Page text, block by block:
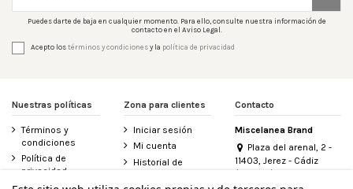
Puedes darte de baja en cualquier momento. Para ello, consulte nuestra información de
contacto en el Aviso Legal.
Acepto lostérminos y condicionesy la política de privacidad
Nuestras políticas
Términos y
condiciones
Política de
privacidad
Zona para clientes
Iniciar sesión
Mi cuenta
Historial de
Contacto
Miscelanea Brand
Plaza del arenal, 2 -
11403, Jerez - Cádiz
(España)
956 155 340